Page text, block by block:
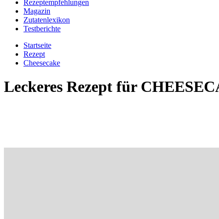
Rezeptempfehlungen
Magazin
Zutatenlexikon
Testberichte
Startseite
Rezept
Cheesecake
Leckeres Rezept für